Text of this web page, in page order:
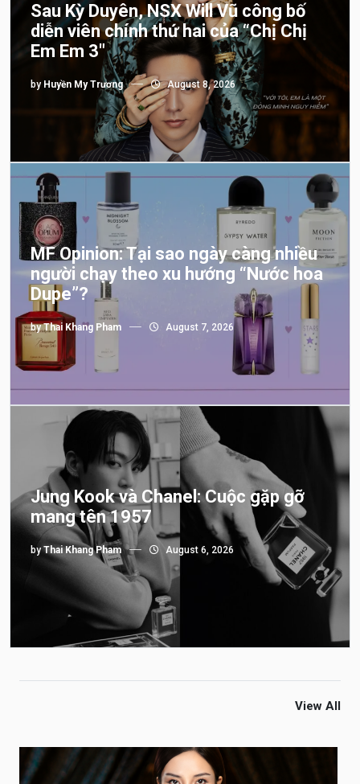
Sau Kỳ Duyên, NSX Will Vũ công bố
diễn viên chính thứ hai của “Chị Chị
Em Em 3″
by Huyền My Trương August 8, 2026
MF Opinion: Tại sao ngày càng nhiều
người chạy theo xu hướng “Nước hoa
Dupe”?
byThai Khang Pham August 7, 2026
Jung Kook và Chanel: Cuộc gặp gỡ
mang tên 1957
byThai Khang Pham August 6, 2026
View All